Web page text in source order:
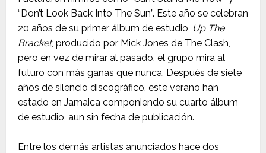
“Don’t Look Back Into The Sun”. Este año se celebran
20 años de su primer álbum de estudio, Up The
Bracket, producido por Mick Jones de The Clash,
pero en vez de mirar al pasado, el grupo mira al
futuro con más ganas que nunca. Después de siete
años de silencio discográfico, este verano han
estado en Jamaica componiendo su cuarto álbum
de estudio, aun sin fecha de publicación.
Entre los demás artistas anunciados hace dos